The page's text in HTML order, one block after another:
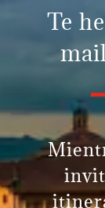
Te